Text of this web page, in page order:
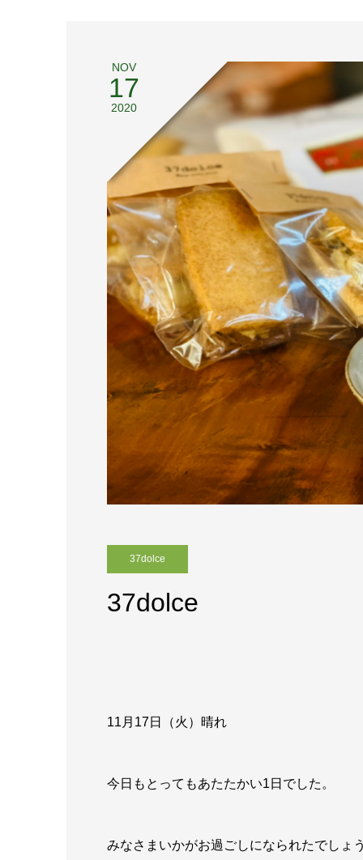
NOV
17
2020
37dolce
37dolce
11月17日（火）晴れ
今日もとってもあたたかい1日でした。
みなさまいかがお過ごしになられたでしょ